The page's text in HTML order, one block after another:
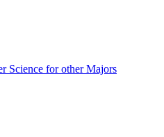
Science for other Majors